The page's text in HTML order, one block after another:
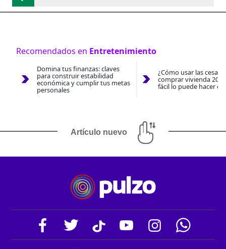
Recomendados en Entretenimiento
Domina tus finanzas: claves
para construir estabilidad
económica y cumplir tus metas
personales
¿Cómo usar las
comprar vivienda
fácil lo puede hacer
Artículo nuevo